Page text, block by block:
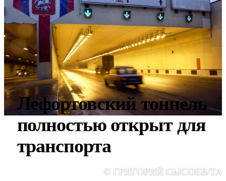
Лефортовский тоннель
полностью открыт для
транспорта
© ГРИГОРИЙ СЫСОЕВ/